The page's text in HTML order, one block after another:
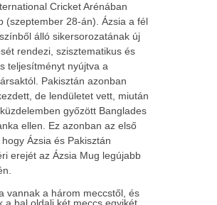
Cricket Arénában
(szeptember 28-án). Ázsia a fél
álló sikersorozatának új
rendezi, szisztematikus és
teljesítményt nyújtva a
Pakisztán azonban
de lendületet vett, miután
győzött Banglades
ellen. Ez azonban az első
Ázsia és Pakisztán
erejét az Ázsia Mug legújabb
vannak a három meccstől, és